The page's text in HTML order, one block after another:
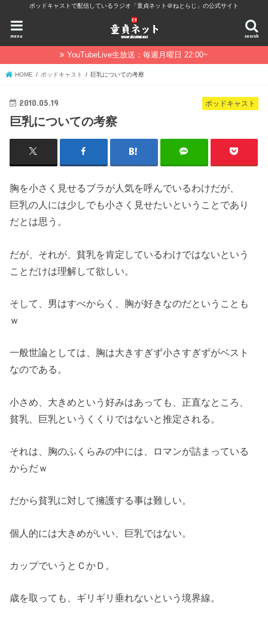
ポッドキャストで配信しているラジオ「童貞ネット＠ねとらじ」の公式サイト
search
menu
YouTubeLive生放送：毎週月曜日 22:00~
HOME ポッドキャスト 巨乳についての考察
ポッドキャスト
2010.05.19
巨乳についての考察
胸を小さく見せるブラが人気を呼んでいるわけだが、
巨乳の人には少しでも小さく見せたいということであり
だとは思う。
だが、それが、貧乳を肯定しているわけではないという
ことだけは理解して欲しい。
そして、男はすべからく、胸が好きなのだということも
ｗ
一般世論としては、胸は大きすぎず小さすぎずがベスト
なのである。
小さめ、大きめという好みはあっても、正直なところ、
貧乳、巨乳というくくりではないと推定される。
それは、胸のふくらみの中には、ロマンが詰まっている
からだｗ
だから貧乳に対して擁護する事は難しい。
個人的には大きめがいい、巨乳ではない。
カップでいうとＣかＤ。
歳を取っても、ギリギリ垂れないという境界線。